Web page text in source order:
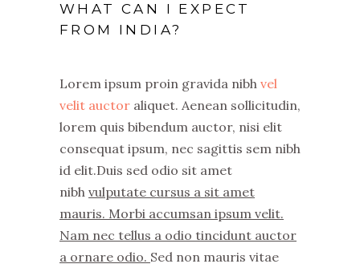
WHAT CAN I EXPECT
FROM INDIA?
Lorem ipsum proin gravida nibh vel
velit auctor aliquet. Aenean sollicitudin,
lorem quis bibendum auctor, nisi elit
consequat ipsum, nec sagittis sem nibh
id elit.Duis sed odio sit amet
nibh vulputate cursus a sit amet
mauris. Morbi accumsan ipsum velit.
Nam nec tellus a odio tincidunt auctor
a ornare odio. Sed non mauris vitae